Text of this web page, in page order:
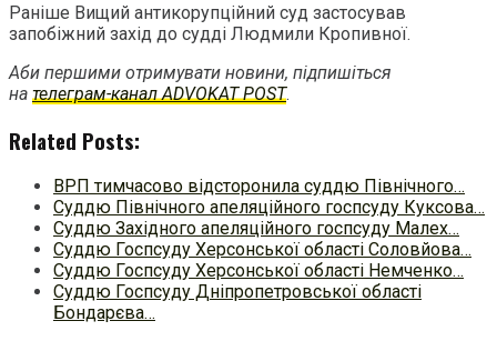
Раніше Вищий антикорупційний суд застосував
запобіжний захід до судді Людмили Кропивної.
Аби першими отримувати новини, підпишіться
на телеграм-канал ADVOKAT POST.
Related Posts:
ВРП тимчасово відсторонила суддю Північного…
Суддю Північного апеляційного госпсуду Куксова…
Суддю Західного апеляційного госпсуду Малех…
Суддю Госпсуду Херсонської області Соловйова…
Суддю Госпсуду Херсонської області Немченко…
Суддю Госпсуду Дніпропетровської області
Бондарєва…